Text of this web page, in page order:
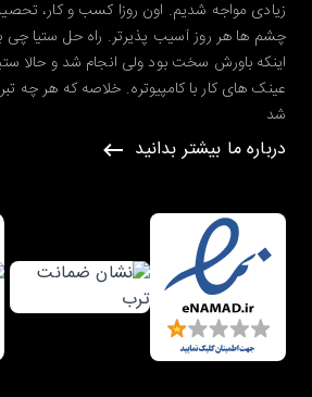
زیادی مواجه شدیم. اون روزا کسب و کار،
چشم ها هر روز آسیب پذیرتر. راه حل ستیا چی
اینکه باورش سخت بود ولی انجام شد و حالا
عینک های کار با کامپیوتره. خلاصه که هر چه
شد
درباره ما بیشتر بدانید